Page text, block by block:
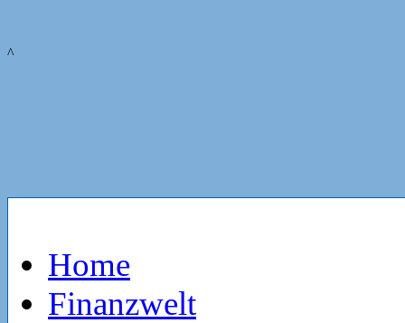
^
Home
Finanzwelt